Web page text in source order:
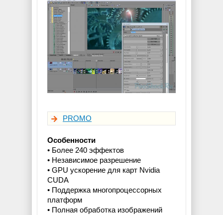
PROMO
Особенности
• Более 240 эффектов
• Независимое разрешение
• GPU ускорение для карт Nvidia
CUDA
• Поддержка многопроцессорных
платформ
• Полная обработка изображений